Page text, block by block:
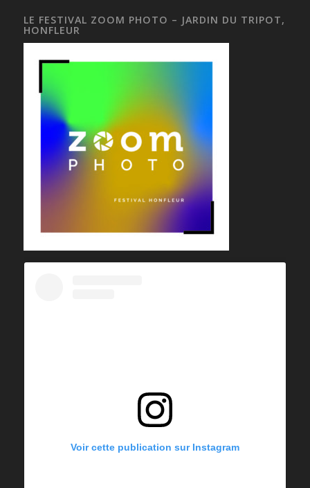
LE FESTIVAL ZOOM PHOTO – JARDIN DU TRIPOT,
HONFLEUR
Voir cette publication sur Instagram